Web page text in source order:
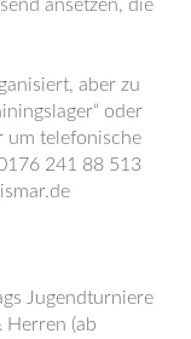
ansetzen, die
aber zu
oder
um telefonische
241 88 513
Jugendturniere
Herren (ab